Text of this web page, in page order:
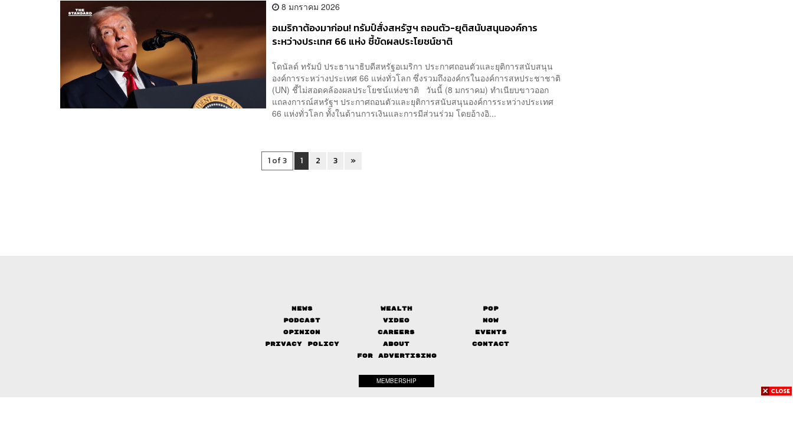
8 มกราคม 2026
อเมริกาต้องมาก่อน! ทรัมป์สั่งสหรัฐฯ ถอนตัว-ยุติสนับสนุนองค์การ
ระหว่างประเทศ 66 แห่ง ชี้ขัดผลประโยชน์ชาติ
โดนัลด์ ทรัมป์ ประธานาธิบดีสหรัฐอเมริกา ประกาศถอนตัวและยุติการสนับสนุน
องค์การระหว่างประเทศ 66 แห่งทั่วโลก ซึ่งรวมถึงองค์กรในองค์การสหประชาชาติ
(UN) ชี้ไม่สอดคล้องผลประโยชน์แห่งชาติ วันนี้ (8 มกราคม) ทำเนียบขาวออก
แถลงการณ์สหรัฐฯ ประกาศถอนตัวและยุติการสนับสนุนองค์การระหว่างประเทศ
66 แห่งทั่วโลก ทั้งในด้านการเงินและการมีส่วนร่วม โดยอ้างอิ...
1 of 3 1 2 3 »
News Wealth
Pop
Podcast
Video
Now
Opinion
Careers
Events
Privacy Policy
About
Contact
FOR ADVERTISING
MEMBERSHIP